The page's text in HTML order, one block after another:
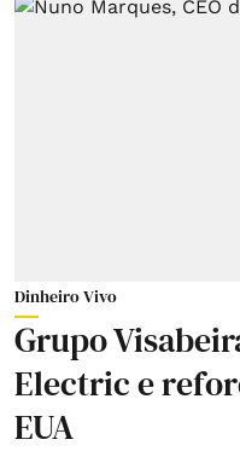
Dinheiro Vivo
Grupo
Electric e
EUA